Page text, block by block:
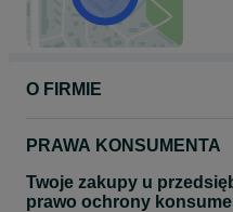
O FIRMIE
PRAWA KONSUMENTA
Twoje zakupy u
prawo ochrony